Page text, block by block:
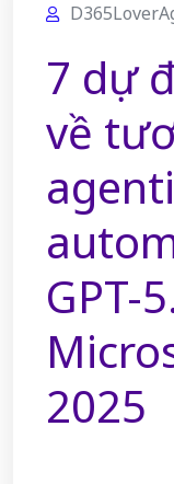
7 dự
về
GPT-
2025